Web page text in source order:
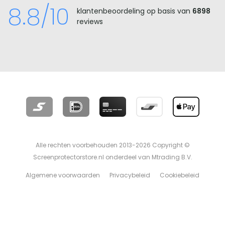
8.8/10 klantenbeoordeling op basis van 6898
reviews
Alle rechten voorbehouden 2013-2026 Copyright ©
Screenprotectorstore.nl onderdeel van Mtrading B.V.
Algemene voorwaarden Privacybeleid Cookiebeleid